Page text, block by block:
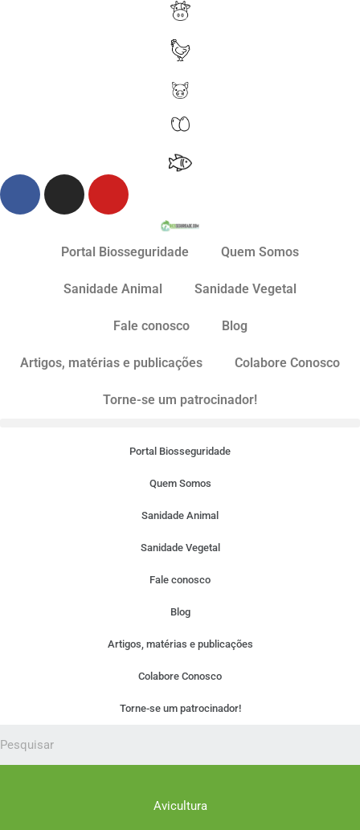
Portal Biosseguridade Quem Somos
Sanidade Animal Sanidade Vegetal
Fale conosco Blog
Artigos, matérias e publicações Colabore Conosco
Torne-se um patrocinador!
Portal Biosseguridade
Quem Somos
Sanidade Animal
Sanidade Vegetal
Fale conosco
Blog
Artigos, matérias e publicações
Colabore Conosco
Torne-se um patrocinador!
Avicultura